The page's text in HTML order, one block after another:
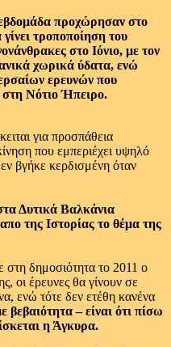
προχώρησαν στο
τροποποίηση του
στο Ιόνιο, με τον
χωρικά ύδατα, ενώ
ερευνών που
στη Νότιο Ήπειρο.
για προσπάθεια
που εμπεριέχει υψηλό
βγήκε κερδισμένη όταν
Δυτικά Βαλκάνια
της Ιστορίας το θέμα της
δημοσιότητα το 2011 ο
οι έρευνες θα γίνουν σε
ενώ τότε δεν ετέθη κανένα
– είναι ότι πίσω
η Άγκυρα.